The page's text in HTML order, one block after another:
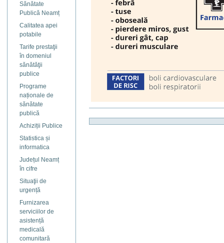
Sănătate
Publică Neamț
Calitatea apei
potabile
Tarife prestaţii
în domeniul
sănătăţii
publice
Programe
naționale de
sănătate
publică
Achiziții Publice
Statistica și
informatica
Județul Neamț
în cifre
Situaţii de
urgență
Furnizarea
serviciilor de
asistență
medicală
comunitară
document